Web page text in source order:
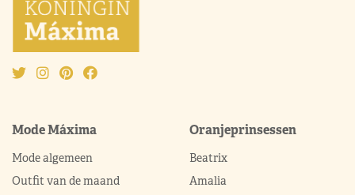
Mode Máxima
Mode algemeen
Outfit van de maand
Oranjeprinsessen
Beatrix
Amalia